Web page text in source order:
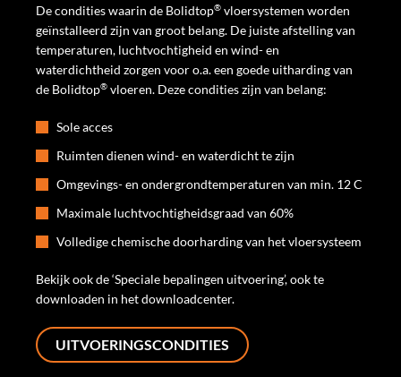
De condities waarin de Bolidtop® vloersystemen worden
geïnstalleerd zijn van groot belang. De juiste afstelling van
temperaturen, luchtvochtigheid en wind- en
waterdichtheid zorgen voor o.a. een goede uitharding van
de Bolidtop® vloeren. Deze condities zijn van belang:
Sole acces
Ruimten dienen wind- en waterdicht te zijn
Omgevings- en ondergrondtemperaturen van min. 12 C
Maximale luchtvochtigheidsgraad van 60%
Volledige chemische doorharding van het vloersysteem
Bekijk ook de ‘Speciale bepalingen uitvoering’, ook te
downloaden in het downloadcenter.
UITVOERINGSCONDITIES